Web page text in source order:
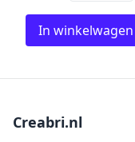
In winkelwagen
Creabri.nl